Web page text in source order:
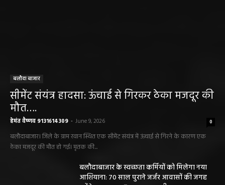
बलौदा बाजार
सीमेंट संयंत्र हादसा: ऊंचाई से गिरकर ठेका मजदूर की
मौत….
हेमंत वैष्णव 9131614309 - June 9, 2026 0
बलौदाबाजार। जिले के ग्राम रवान स्थित एक सीमेंट संयंत्र में ऊंचाई से गिरने के कारण एक
ठेका मजदूर की मौत हो गई। मृतक की...
बलौदाबाजार के स्वच्छता कर्मियों को मिलेगा नया
आशियाना: 70 साल पुराने जर्जर आवासों की जगह